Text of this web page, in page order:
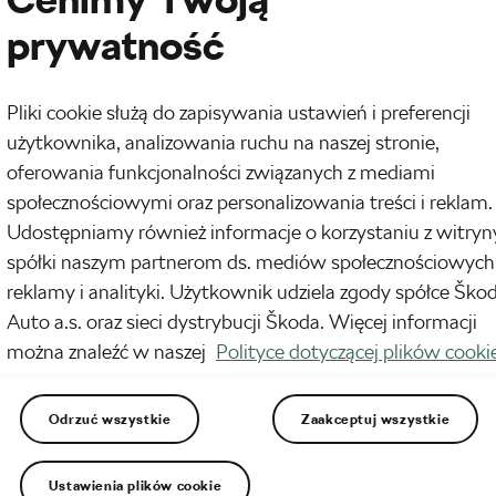
a co z Twoim pojazdem? Sprawdź jak
zaniedbanego roweru! Poza tym dobrze
prywatność
Pliki cookie służą do zapisywania ustawień i preferencji
użytkownika, analizowania ruchu na naszej stronie,
oferowania funkcjonalności związanych z mediami
społecznościowymi oraz personalizowania treści i reklam.
Udostępniamy również informacje o korzystaniu z
spółki naszym partnerom ds. mediów
reklamy i analityki. Użytkownik udziela zgody spółce
Auto a.s. oraz sieci dystrybucji Škoda. Więcej informacji
można znaleźć w naszej Polityce dotyczącej plików
Odrzuć wszystkie Zaakceptuj wszystkie
Ustawienia plików cookie